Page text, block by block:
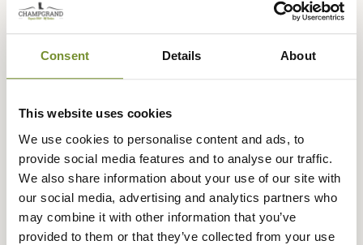
Consent Details About
This website uses cookies
We use cookies to personalise content and ads, to
provide social media features and to analyse our traffic.
We also share information about your use of our site with
our social media, advertising and analytics partners who
may combine it with other information that you’ve
provided to them or that they’ve collected from your use
Beschrijving
overhemd van geborstelde katoenen keperstof met
fazantenprint, zeer elegant en van uitstekende kwaliteit
om een vleugje originaliteit aan uw outfits te geven.
Het Viyella overhemd met fazantenprint is gemaakt van
100% geborsteld katoenen keperstof voor een